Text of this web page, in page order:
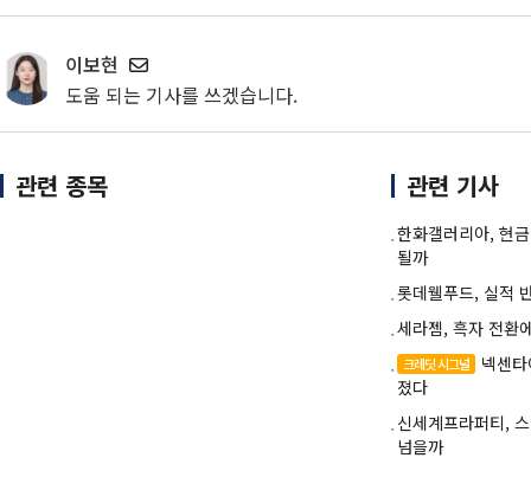
이보현
도움 되는 기사를 쓰겠습니다.
관련 종목 관련 기사
한화갤러리아, 현
될까
롯데웰푸드, 실적
세라젬, 흑자 전환
크레딧 시그널
넥센
졌다
신세계프라퍼티,
넘을까